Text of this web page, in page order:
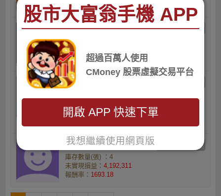
報酬率：2344.94
may010144的奇葩2
庫存數量(張) ：5
未實現損益：
報酬率：2119.99
kkeszxc1212的股市阿
庫存數量(張) ：1
未實現損益： 1,056,990
謝偉.的小資族3
庫存數量(張) ：4
未實現損益： 4,192,311
報酬率： 1693.18
股市大富翁手機 APP
超過百萬人使用
CMoney 股票虛擬交易平台
開啟 APP 快速下單
我想繼續使用網頁版